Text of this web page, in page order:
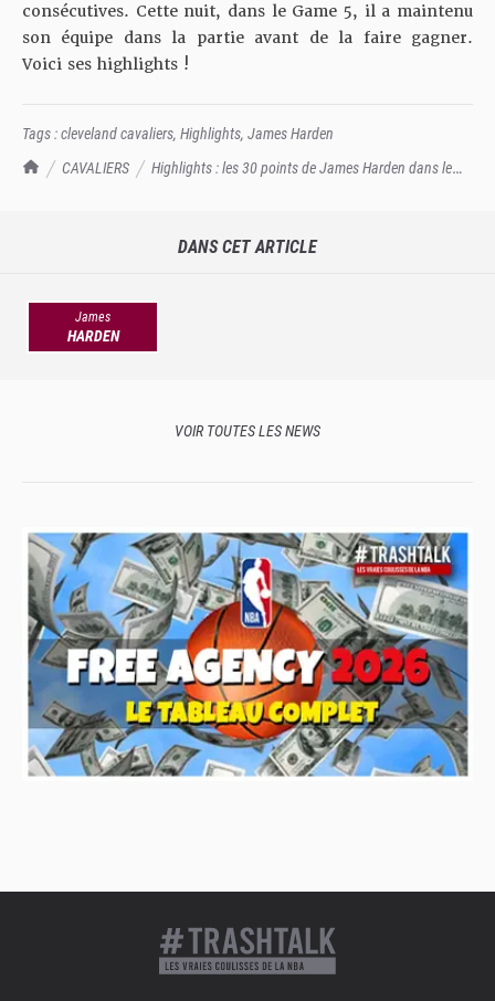
TrashTalk Actu NBA
CAVALIERS
Highlights : les 30 points de James Harden dans le
consécutives. Cette nuit, dans le Game 5, il a maintenu
son équipe dans la partie avant de la faire gagner.
Voici ses highlights !
Tags :cleveland cavaliers, Highlights, James Harden
DANS CET ARTICLE
James
HARDEN
VOIR TOUTES LES NEWS